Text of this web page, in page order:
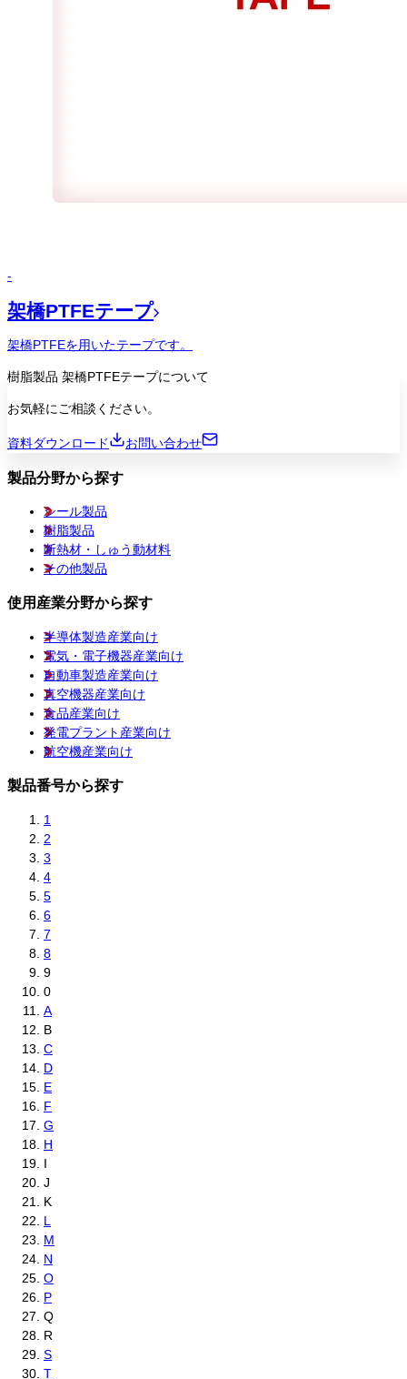
-
架橋PTFEテープ
架橋PTFEを用いたテープです。
樹脂製品 架橋PTFEテープについて
お気軽にご相談ください。
資料ダウンロード お問い合わせ
製品分野から探す
シール製品
樹脂製品
断熱材・しゅう動材料
その他製品
使用産業分野から探す
半導体製造産業向け
電気・電子機器産業向け
自動車製造産業向け
真空機器産業向け
食品産業向け
発電プラント産業向け
航空機産業向け
製品番号から探す
1
2
3
4
5
6
7
8
9
0
A
B
C
D
E
F
G
H
I
J
K
L
M
N
O
P
Q
R
S
T